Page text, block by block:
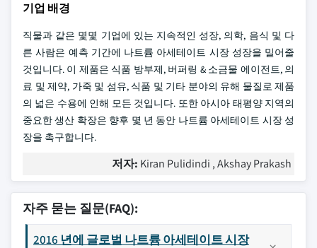
기업 배경
직물과 같은 몇몇 기업에 있는 지속적인 성장, 의학, 음식 및 다
른 사람은 예측 기간에 나트륨 아세테이트 시장 성장을 밀어줄
것입니다. 이 제품은 식품 방부제, 버퍼링 & 소금물 에이전트, 의
료 및 제약, 가죽 및 섬유, 식품 및 기타 분야의 유해 물질로 제품
의 넓은 수용에 인해 모든 것입니다. 또한 아시아 태평양 지역의
중요한 생산 확장은 향후 몇 년 동안 나트륨 아세테이트 시장 성
장을 촉구합니다.
저자: Kiran Pulidindi , Akshay Prakash
자주 묻는 질문(FAQ):
2016 년에 글로벌 나트륨 아세테이트 시장